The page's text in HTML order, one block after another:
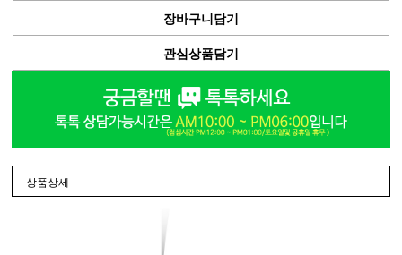
장바구니담기
관심상품담기
상품상세